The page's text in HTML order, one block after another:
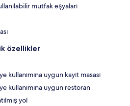
mutfak eşyaları
özellikler
kullanımına uygun kayıt masası
kullanımına uygun restoran
yol